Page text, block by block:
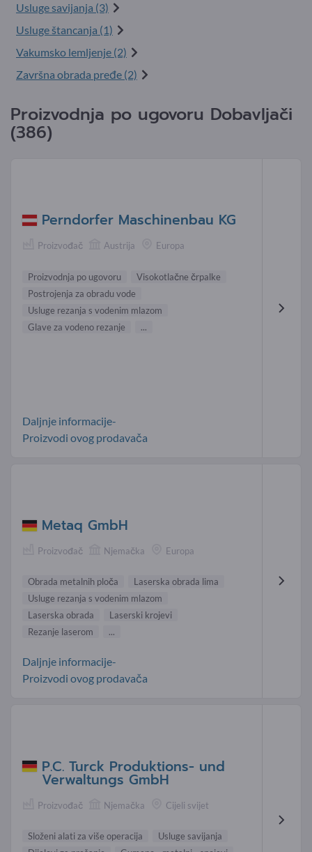
Usluge savijanja (3)
Usluge štancanja (1)
Vakumsko lemljenje (2)
Završna obrada pređe (2)
Proizvodnja po ugovoru Dobavljači
(386)
Perndorfer Maschinenbau KG
Proizvođač Austrija Europa
Proizvodnja po ugovoru
Visokotlačne črpalke
Postrojenja za obradu vode
Usluge rezanja s vodenim mlazom
Glave za vodeno rezanje
...
Daljnje informacije-
Proizvodi ovog prodavača
Metaq GmbH
Proizvođač Njemačka Europa
Obrada metalnih ploča
Laserska obrada lima
Usluge rezanja s vodenim mlazom
Laserska obrada
Laserski krojevi
Rezanje laserom
...
Daljnje informacije-
Proizvodi ovog prodavača
P.C. Turck Produktions- und
Verwaltungs GmbH
Proizvođač Njemačka Cijeli svijet
Složeni alati za više operacija
Usluge savijanja